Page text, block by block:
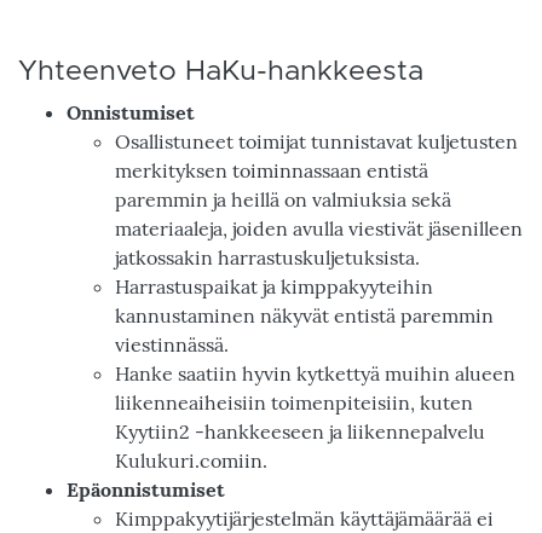
Yhteenveto HaKu-hankkeesta
Onnistumiset
Osallistuneet toimijat tunnistavat kuljetusten
merkityksen toiminnassaan entistä
paremmin ja heillä on valmiuksia sekä
materiaaleja, joiden avulla viestivät jäsenilleen
jatkossakin harrastuskuljetuksista.
Harrastuspaikat ja kimppakyyteihin
kannustaminen näkyvät entistä paremmin
viestinnässä.
Hanke saatiin hyvin kytkettyä muihin alueen
liikenneaiheisiin toimenpiteisiin, kuten
Kyytiin2 -hankkeeseen ja liikennepalvelu
Kulukuri.comiin.
Epäonnistumiset
Kimppakyytijärjestelmän käyttäjämäärää ei